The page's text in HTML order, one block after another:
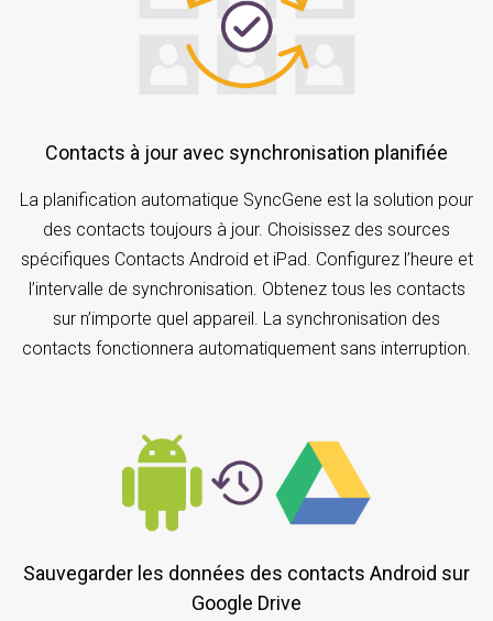
Contacts à jour avec synchronisation planifiée
La planification automatique SyncGene est la solution pour
des contacts toujours à jour. Choisissez des sources
spécifiques Contacts Android et iPad. Configurez l’heure et
l’intervalle de synchronisation. Obtenez tous les contacts
sur n’importe quel appareil. La synchronisation des
contacts fonctionnera automatiquement sans interruption.
Sauvegarder les données des contacts Android sur
Google Drive